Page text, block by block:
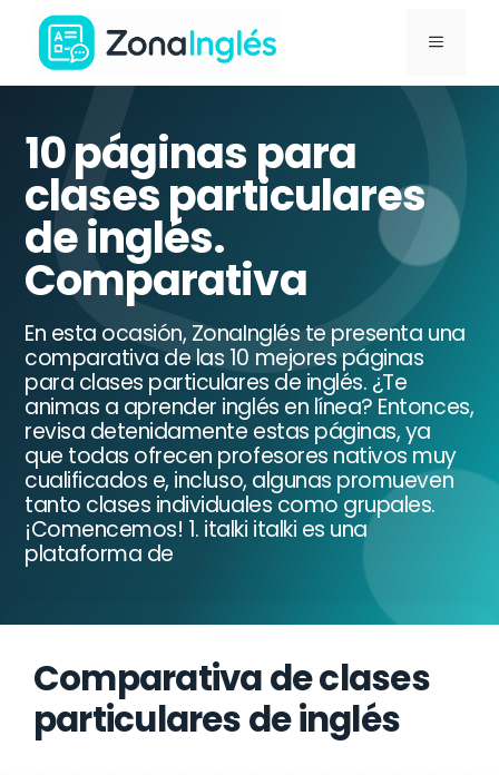
Saltar
contenido
Ir
la
portada
de
ZonaInglés
MENÚ
10 páginas para
clases particulares
de inglés.
Comparativa
En esta ocasión, ZonaInglés te presenta una
comparativa de las 10 mejores páginas
para clases particulares de inglés. ¿Te
animas a aprender inglés en línea? Entonces,
revisa detenidamente estas páginas, ya
que todas ofrecen profesores nativos muy
cualificados e, incluso, algunas promueven
tanto clases individuales como grupales.
¡Comencemos! 1. italki italki es una
plataforma de
Comparativa de clases
particulares de inglés